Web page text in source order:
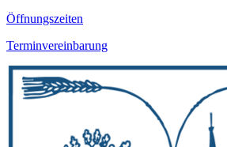
Öffnungszeiten
Terminvereinbarung